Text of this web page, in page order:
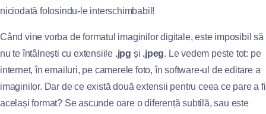
niciodată folosindu-le interschimbabil!
Când vine vorba de formatul imaginilor digitale, este imposibil să
nu te întâlnești cu extensiile .jpg și .jpeg. Le vedem peste tot: pe
internet, în emailuri, pe camerele foto, în software-ul de editare a
imaginilor. Dar de ce există două extensii pentru ceea ce pare a fi
același format? Se ascunde oare o diferență subtilă, sau este